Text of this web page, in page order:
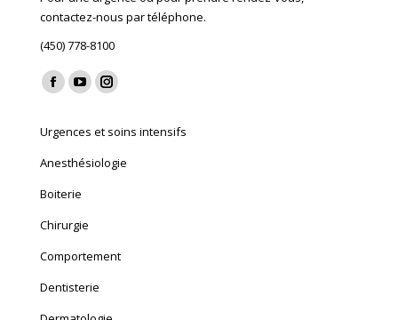
contactez-nous par téléphone.
(450) 778-8100
Find us on:
Facebook
opens
in
YouTube
opens
in
Instagram
opens
in
Urgences et soins intensifs
Anesthésiologie
Boiterie
Chirurgie
Comportement
Dentisterie